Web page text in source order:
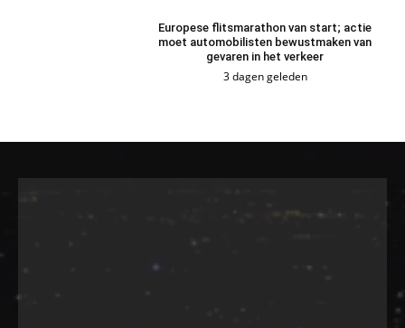
Europese flitsmarathon van start; actie
moet automobilisten bewustmaken van
gevaren in het verkeer
3 dagen geleden